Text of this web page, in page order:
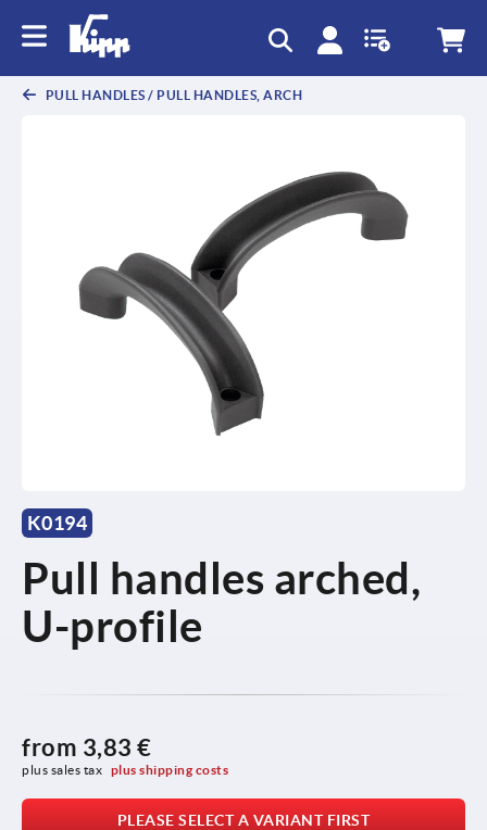
PULL HANDLES / PULL HANDLES, ARCH
K0194
Pull handles arched,
U-profile
from 3,83 €
plus sales tax plus shipping costs
PLEASE SELECT A VARIANT FIRST